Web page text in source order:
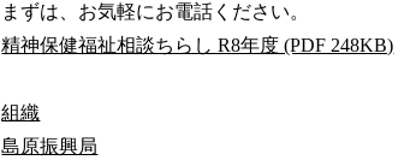
まずは、お気軽にお電話ください。
精神保健福祉相談ちらし R8年度 (PDF 248KB)
組織
島原振興局